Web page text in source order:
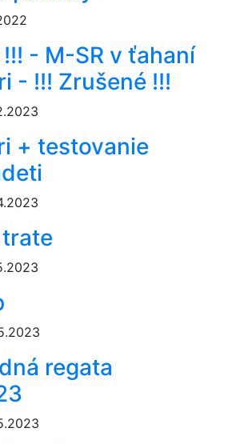
- M-SR v ťahaní
- !!! Zrušené !!!
+ testovanie
regata